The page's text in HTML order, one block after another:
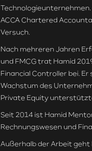
ACCA Chartered
Versuch.
Nach mehreren Jahren
und FMCG trat Hamid
Financial Controller bei.
Wachstum des
Private Equity
Seit 2014 ist Hamid
Rechnungswesen und
Außerhalb der Arbeit